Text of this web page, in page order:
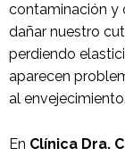
contaminación y
dañar nuestro
perdiendo
aparecen
al envejecimiento.
En Clínica Dra.